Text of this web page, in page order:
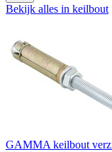
Bekijk alles in keilbout
GAMMA keilbout